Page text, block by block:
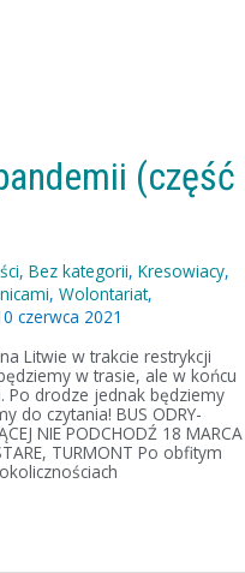
(część
,Bez kategorii,Kresowiacy,
,Wolontariat,
czerwca 2021
Litwie w trakcie restrykcji
w trasie, ale w końcu
Po drodze jednak będziemy
do czytania! BUS ODRY-
NIE PODCHODŹ 18 MARCA
TURMONT Po obfitym